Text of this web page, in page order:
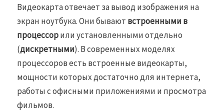
Видеокарта отвечает за вывод изображения на
экран ноутбука. Они бывают встроенными в
процессорили установленными отдельно
(дискретными). В современных моделях
процессоров есть встроенные видеокарты,
мощности которых достаточно для интернета,
работы с офисными приложениями и просмотра
фильмов.